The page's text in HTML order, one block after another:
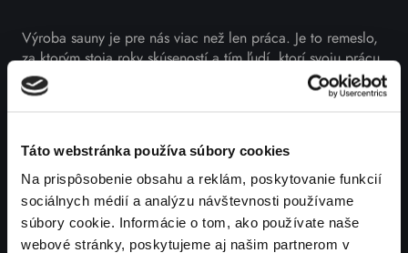
Táto webstránka používa súbory cookies
Na prispôsobenie obsahu a reklám, poskytovanie funkcií
sociálnych médií a analýzu návštevnosti používame
súbory cookie. Informácie o tom, ako používate naše
webové stránky, poskytujeme aj našim partnerom v
Výroba sauny je pre nás viac než len práca. Je to remeslo,
za ktorým stoja roky skúseností a tím ľudí, ktorí svoju prácu
robia srdcom. Ak snívate o vlastnej saune na mieru, sme tu
pre vás – od prvej myšlienky až po chvíľu, keď prvýkrát